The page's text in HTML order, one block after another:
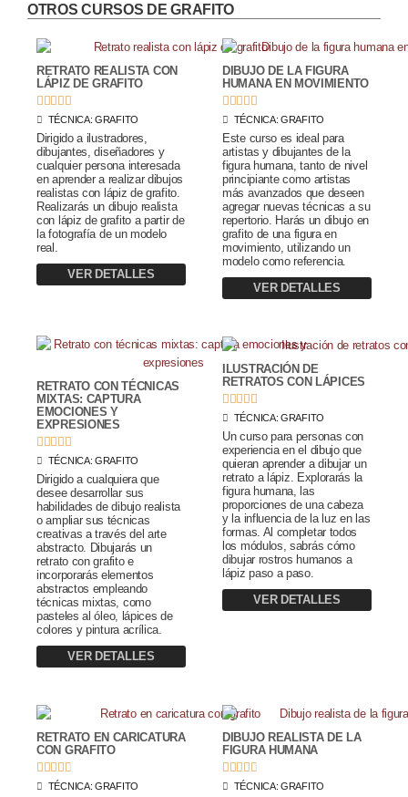
OTROS CURSOS DEGRAFITO
RETRATO REALISTA CON
LÁPIZ DE GRAFITO
    
TÉCNICA:GRAFITO
Dirigido a ilustradores,
dibujantes, diseñadores y
cualquier persona interesada
en aprender a realizar dibujos
realistas con lápiz de grafito.
Realizarás un dibujo realista
con lápiz de grafito a partir de
la fotografía de un modelo
real.
VER DETALLES
DIBUJO DE LA FIGURA
HUMANA EN MOVIMIENTO
    
TÉCNICA:GRAFITO
Este curso es ideal para
artistas y dibujantes de la
figura humana, tanto de nivel
principiante como artistas
más avanzados que deseen
agregar nuevas técnicas a su
repertorio. Harás un dibujo en
grafito de una figura en
movimiento, utilizando un
modelo como referencia.
VER DETALLES
RETRATO CON TÉCNICAS
MIXTAS: CAPTURA
EMOCIONES Y
EXPRESIONES
    
TÉCNICA:GRAFITO
Dirigido a cualquiera que
desee desarrollar sus
habilidades de dibujo realista
o ampliar sus técnicas
creativas a través del arte
abstracto. Dibujarás un
retrato con grafito e
incorporarás elementos
abstractos empleando
técnicas mixtas, como
pasteles al óleo, lápices de
colores y pintura acrílica.
VER DETALLES
ILUSTRACIÓN DE
RETRATOS CON LÁPICES
    
TÉCNICA:GRAFITO
Un curso para personas con
experiencia en el dibujo que
quieran aprender a dibujar un
retrato a lápiz. Explorarás la
figura humana, las
proporciones de una cabeza
y la influencia de la luz en las
formas. Al completar todos
los módulos, sabrás cómo
dibujar rostros humanos a
lápiz paso a paso.
VER DETALLES
RETRATO EN CARICATURA
CON GRAFITO
    
TÉCNICA:GRAFITO
DIBUJO REALISTA DE LA
FIGURA HUMANA
    
TÉCNICA:GRAFITO